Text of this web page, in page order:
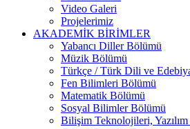
Video Galeri
Projelerimiz
AKADEMİK BİRİMLER
Yabancı Diller Bölümü
Müzik Bölümü
Türkçe / Türk Dili ve
Fen Bilimleri Bölümü
Matematik Bölümü
Sosyal Bilimler Bölümü
Bilişim Teknolojileri,